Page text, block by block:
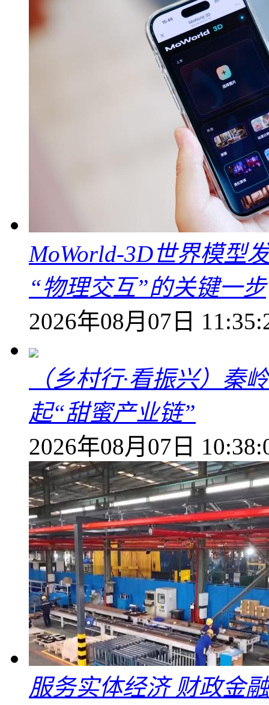
MoWorld-3D世界模型
“物理交互”的关键一步
2026年08月07日
（乡村行·看振兴）秦
起“甜蜜产业链”
2026年08月07日
服务实体经济 财政金